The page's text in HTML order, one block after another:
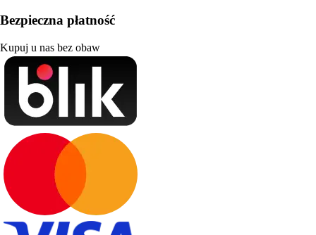
Bezpieczna płatność
Kupuj u nas bez obaw